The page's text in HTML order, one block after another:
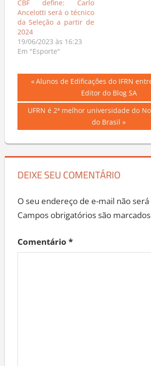
CBF define: Carlo
Ancelotti será o técnico
da Seleção a partir de
2024
19/06/2023 às 16:23
Em "Esporte"
Navegação
de
Previous
Alunos de Edificações do IFRN
Editor do Blog SA
Next
UFRN é 2ª melhor universidade do
do Brasil
DEIXE SEU COMENTÁRIO
O seu endereço de e-mail não
Campos obrigatórios são
Comentário *